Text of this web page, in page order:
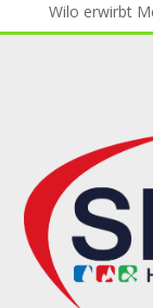
Wilo erwirbt